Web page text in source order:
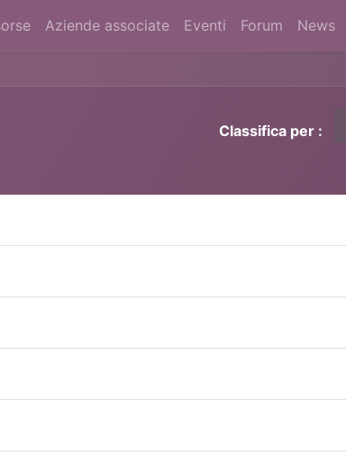
Aziende associate Eventi Forum News
Classifica per :